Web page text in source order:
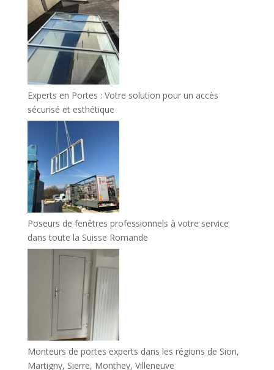
Experts en Portes : Votre solution pour un accès
sécurisé et esthétique
Poseurs de fenêtres professionnels à votre service
dans toute la Suisse Romande
Monteurs de portes experts dans les régions de Sion,
Martigny, Sierre, Monthey, Villeneuve